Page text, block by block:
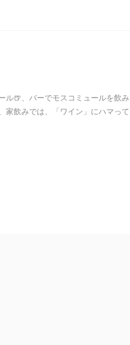
ル🍺、バーでモスコミュールを飲み
飲みでは、「ワイン」にハマって